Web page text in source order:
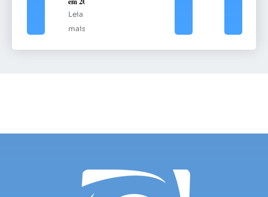
Leia
mais